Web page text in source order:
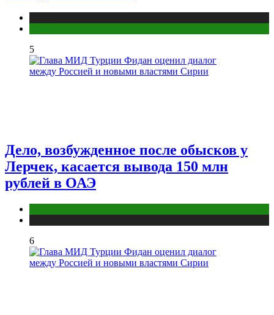
5
Дело, возбужденное после обысков у
Лерчек, касается вывода 150 млн
рублей в ОАЭ
6